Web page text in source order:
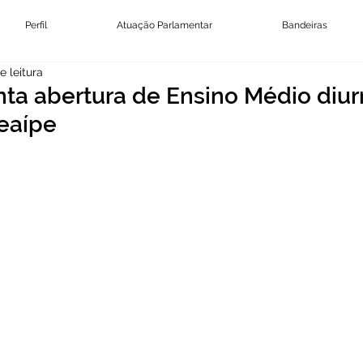
Perfil Atuação Parlamentar Bandeiras
abertura de Ensino Médio
leitura